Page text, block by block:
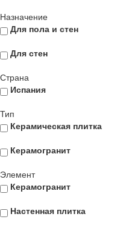
Назначение
Для пола и стен
Для стен
Страна
Испания
Тип
Керамическая плитка
Керамогранит
Элемент
Керамогранит
Настенная плитка